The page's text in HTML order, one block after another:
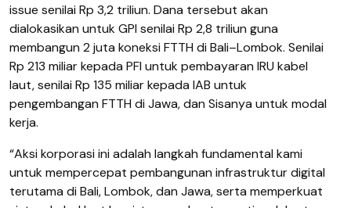
issue senilai Rp 3,2 triliun. Dana tersebut akan
dialokasikan untuk GPI senilai Rp 2,8 triliun guna
membangun 2 juta koneksi FTTH di Bali–Lombok. Senilai
Rp 213 miliar kepada PFI untuk pembayaran IRU kabel
laut, senilai Rp 135 miliar kepada IAB untuk
pengembangan FTTH di Jawa, dan Sisanya untuk modal
kerja.
“Aksi korporasi ini adalah langkah fundamental kami
untuk mempercepat pembangunan infrastruktur digital
terutama di Bali, Lombok, dan Jawa, serta memperkuat